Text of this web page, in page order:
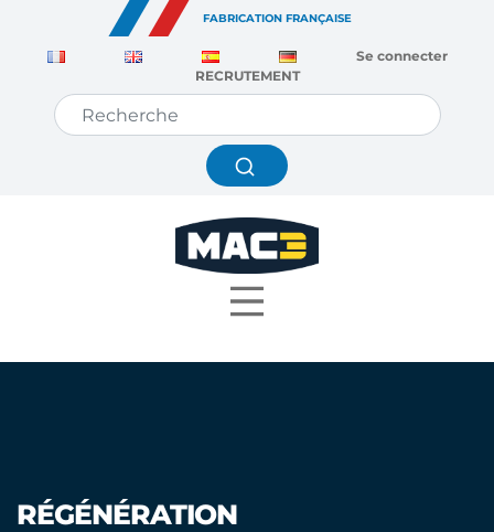
FABRICATION FRANÇAISE
Se connecter
RECRUTEMENT
RÉGÉNÉRATION
Panneau de gestion des cookies